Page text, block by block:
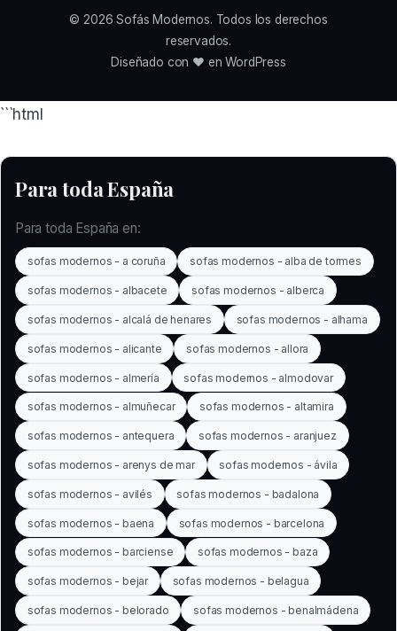
© 2026Sofás Modernos. Todos los derechos
reservados.
Diseñado con ❤️ en WordPress
```html
Para toda España
Para toda España en:
sofas modernos - a coruña sofas modernos - alba de tormes
sofas modernos - albacete sofas modernos - alberca
sofas modernos - alcalá de henares sofas modernos - alhama
sofas modernos - alicante sofas modernos - allora
sofas modernos - almería sofas modernos - almodovar
sofas modernos - almuñecar sofas modernos - altamira
sofas modernos - antequera sofas modernos - aranjuez
sofas modernos - arenys de mar sofas modernos - ávila
sofas modernos - avilés sofas modernos - badalona
sofas modernos - baena sofas modernos - barcelona
sofas modernos - barciense sofas modernos - baza
sofas modernos - bejar sofas modernos - belagua
sofas modernos - belorado sofas modernos - benalmádena